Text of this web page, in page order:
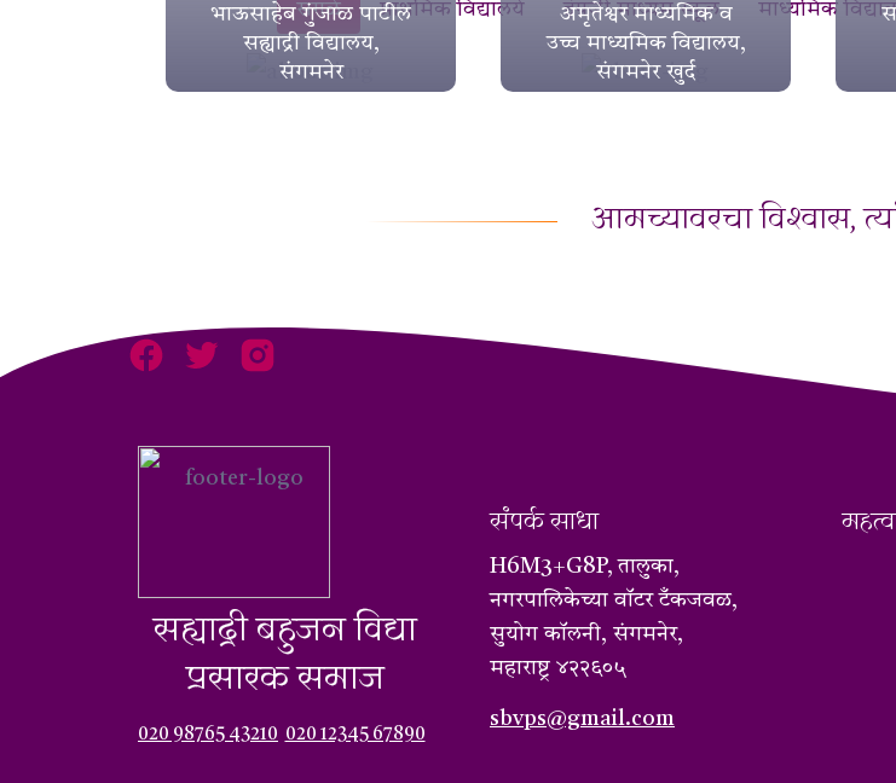
सगळे प्राथमिक विद्यालये इंग्रजी माध्यम स्कूल माध्यमिक
भाऊसाहेब गुंजाळ पाटील
सह्याद्री विद्यालय,
संगमनेर
अमृतेश्वर माध्यमिक व
उच्च माध्यमिक विद्यालय,
संगमनेर खुर्द
आमच्यावरचा विश्वास,
सह्याद्री बहुजन विद्या
प्रसारक समाज
020 98765 43210 020 12345 67890
संपर्क साधा
H6M3+G8P, तालुका,
नगरपालिकेच्या वॉटर टँकजवळ,
सुयोग कॉलनी, संगमनेर,
महाराष्ट्र ४२२६०५
sbvps@gmail.com